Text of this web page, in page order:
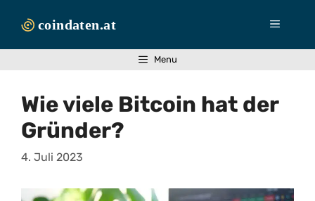
Inhalt
Menü
Menu
Wie viele Bitcoin hat der
Gründer?
4. Juli 2023